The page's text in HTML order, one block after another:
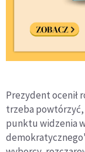
Prezydent ocenił
trzeba
punktu widzenia